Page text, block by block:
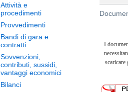
Attività e
procedimenti
Provvedimenti
Bandi di gara e
contratti
Sovvenzioni,
contributi, sussidi,
vantaggi economici
Bilanci
I
scaricare